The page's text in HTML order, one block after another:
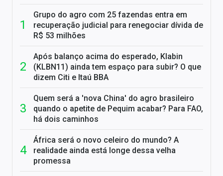
Grupo do agro com 25 fazendas entra em
recuperação judicial para renegociar dívida de
R$ 53 milhões
Após balanço acima do esperado, Klabin
(KLBN11) ainda tem espaço para subir? O que
dizem Citi e Itaú BBA
Quem será a 'nova China' do agro brasileiro
quando o apetite de Pequim acabar? Para FAO,
há dois caminhos
África será o novo celeiro do mundo? A
realidade ainda está longe dessa velha
promessa